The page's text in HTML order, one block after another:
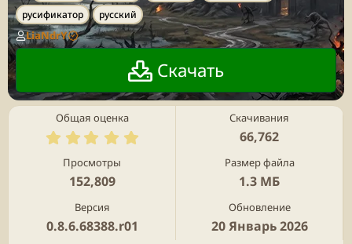
е
г
и
русификатор
русский
LiaNdrY
Скачать
Общая оценка Скачивания
66,762
Просмотры
152,809
Размер файла
1.3 МБ
Версия
0.8.6.68388.r01
Обновление
20 Январь 2026